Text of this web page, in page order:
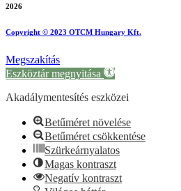
2026
Copyright © 2023 OTCM Hungary Kft.
Megszakítás
Eszköztár megnyitása
Akadálymentesítés eszközei
Betűméret növelése
Betűméret csökkentése
Szürkeárnyalatos
Magas kontraszt
Negatív kontraszt